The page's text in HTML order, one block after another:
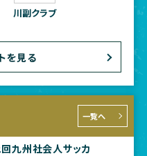
川副クラブ
を見る
一覧へ
九州社会人サッカ